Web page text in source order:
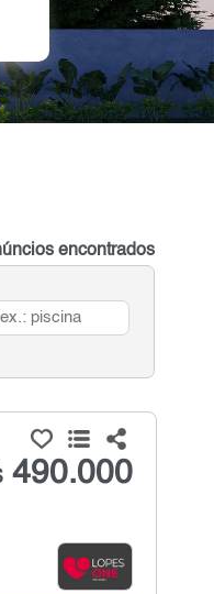
encontrados
490.000